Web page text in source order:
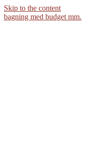
Skip to the content
bagning med budget mm.